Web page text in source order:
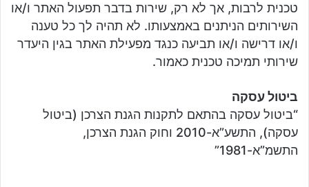
טכנית לרבות, אך לא רק, שירות בדבר תפעול האתר ו/או
השירותים הניתנים באמצעותו. לא תהיה לך כל טענה
ו/או דרישה ו/או תביעה כנגד מפעילת האתר בגין היעדר
שירותי תמיכה טכנית כאמור.
ביטול עסקה
“ביטול עסקה בהתאם לתקנות הגנת הצרכן (ביטול
עסקה), התשע”א-2010 וחוק הגנת הצרכן,
התשמ”א-1981”